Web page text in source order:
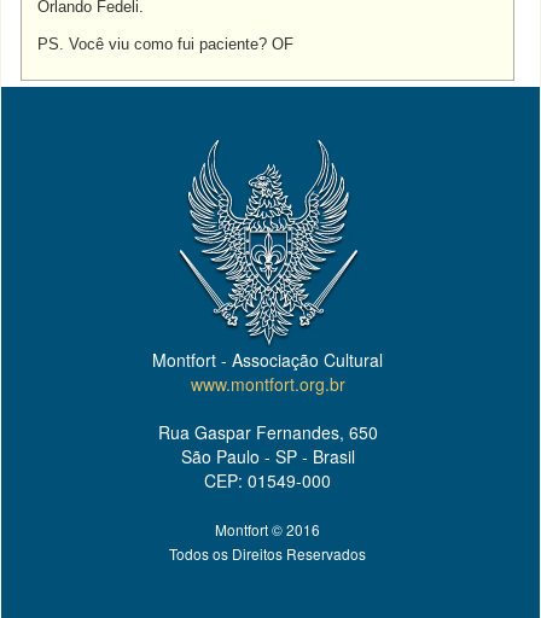
Orlando Fedeli.
PS. Você viu como fui paciente? OF
Montfort - Associação Cultural
www.montfort.org.br
Rua Gaspar Fernandes, 650
São Paulo - SP - Brasil
CEP: 01549-000
Montfort © 2016
Todos os Direitos Reservados